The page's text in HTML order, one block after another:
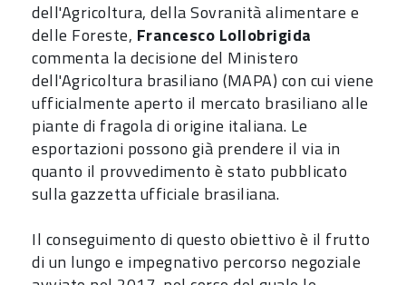
dell'Agricoltura, della Sovranità alimentare e
delle Foreste, Francesco Lollobrigida
commenta la decisione del Ministero
dell'Agricoltura brasiliano (MAPA) con cui viene
ufficialmente aperto il mercato brasiliano alle
piante di fragola di origine italiana. Le
esportazioni possono già prendere il via in
quanto il provvedimento è stato pubblicato
sulla gazzetta ufficiale brasiliana.
Il conseguimento di questo obiettivo è il frutto
di un lungo e impegnativo percorso negoziale